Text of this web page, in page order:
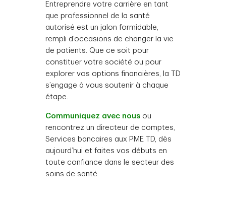
Entreprendre votre carrière en tant
que professionnel de la santé
autorisé est un jalon formidable,
rempli d’occasions de changer la vie
de patients. Que ce soit pour
constituer votre société ou pour
explorer vos options financières, la TD
s’engage à vous soutenir à chaque
étape.
Communiquez avec nousou
rencontrez un directeur de comptes,
Services bancaires aux PME TD, dès
aujourd’hui et faites vos débuts en
toute confiance dans le secteur des
soins de santé.